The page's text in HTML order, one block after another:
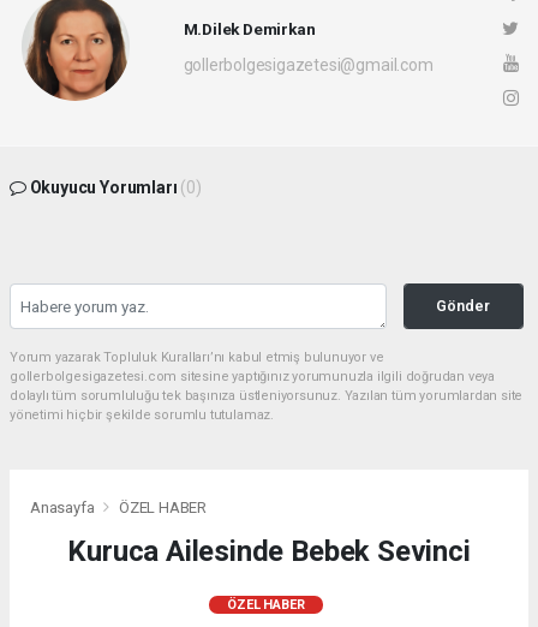
M.Dilek Demirkan
gollerbolgesigazetesi@gmail.com
Okuyucu Yorumları (0)
Gönder
Yorum yazarak Topluluk Kuralları’nı kabul etmiş bulunuyor ve
gollerbolgesigazetesi.com sitesine yaptığınız yorumunuzla ilgili doğrudan veya
dolaylı tüm sorumluluğu tek başınıza üstleniyorsunuz. Yazılan tüm yorumlardan site
yönetimi hiçbir şekilde sorumlu tutulamaz.
Anasayfa ÖZEL HABER
Kuruca Ailesinde Bebek Sevinci
ÖZEL HABER